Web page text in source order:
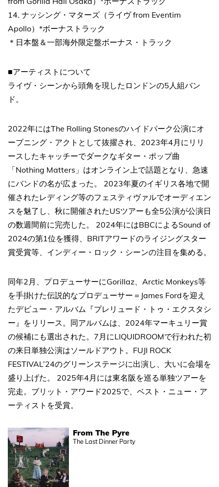
14. ナッシング・マターズ（ライヴ from Eventim
Apollo）*ボーナストラック
＊日本盤＆一部海外限定盤ボーナス・トラック
■アーティストについて
ライヴ・シーンから頭角を現したロンドンの5人組バン
ド。 ​
2022年にはThe Rolling Stonesのハイドパーク公演にオ
ープニング・アクトとして抜擢され、2023年4月にリリ
ースしたキャッチーでダークなギター・ポップ曲
「Nothing Matters」はオンライン上で話題となり、急速
にバン​ドの名が広まった。 2023年夏のイギリス各地で開
催されたレディング等のフェスティヴァルでオーディエン
スを魅了し、秋に開催されたUSツアーも全5公演が公演日
の数週間前に完売した。 2024年にはBBCによるSound of
2024の第1位を獲得、BRITアワードのライジングスター
賞受賞等、インディー・ロック・シーンの注目を集める。​
同年2月、プロデューサーにGorillaz、Arctic Monkeys等
を手掛けた伝説的なプロデューサー＝James Fordを迎え
た​デビュー・アルバム『プレリュード・トゥ・エクスタシ
ー』をリリース。同アルバムは、2024年マーキュリー賞
の​候補にも選出された。7月にLIQUIDROOMで行われた初
の来日単独公演はソールドアウト。FUJI ROCK
FESTIVAL’24のグリーンステージに出演し、大いに会場を
盛り上げた。 2025年4月には東名阪を巡る単独ツアー​を
完走。ブリット・アワード2025で、ベスト・ニュー・ア
ーティストを受賞。
From The Pyre
The Last Dinner Party